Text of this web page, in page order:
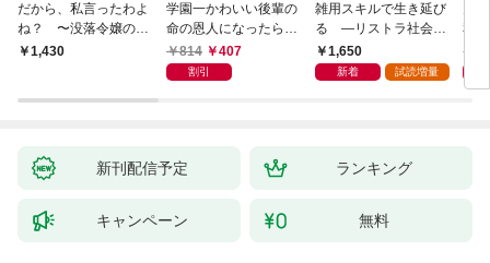
だから、私言ったわよ
ね？ 〜没落令嬢の案
外楽しい領地改革〜
1,430
学園一かわいい後輩の
命の恩人になったら、
通い妻になって関係を
迫ってくる。
814 407
割引
雑用スキルで生き延び
る —リストラ社会人
のソロダンジョン攻略
記—
1,650
新着 試読増量
私
戻
し
新刊配信予定 ランキング
キャンペーン 無料